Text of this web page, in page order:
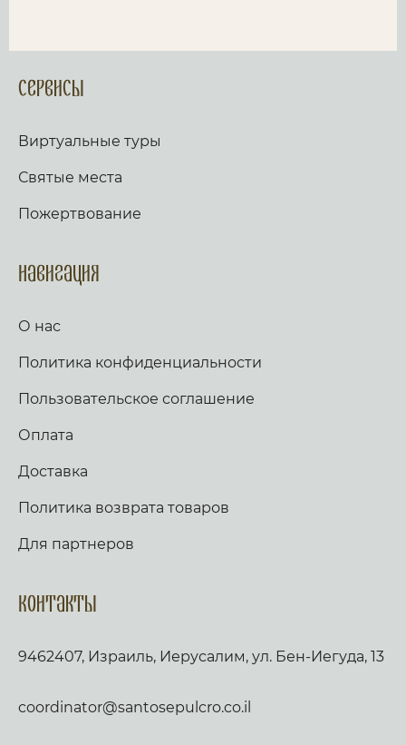
Сервисы
Виртуальные туры
Святые места
Пожертвование
Навигация
О нас
Политика конфиденциальности
Пользовательское соглашение
Оплата
Доставка
Политика возврата товаров
Для партнеров
Контакты
9462407, Израиль, Иерусалим, ул. Бен-Иегуда, 13
coordinator@santosepulcro.co.il